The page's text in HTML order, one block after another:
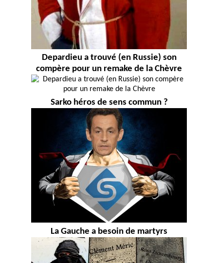
Depardieu a trouvé (en Russie) son
compère pour un remake de la Chèvre
Sarko héros de sens commun ?
La Gauche a besoin de martyrs